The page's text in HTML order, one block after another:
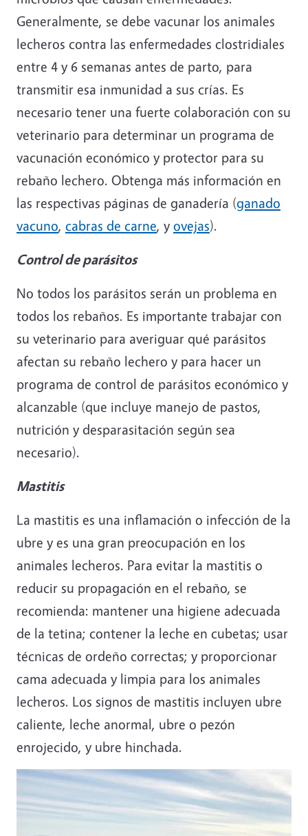
Generalmente, se debe vacunar los animales
lecheros contra las enfermedades clostridiales
entre 4 y 6 semanas antes de parto, para
transmitir esa inmunidad a sus crías. Es
necesario tener una fuerte colaboración con su
veterinario para determinar un programa de
vacunación económico y protector para su
rebaño lechero. Obtenga más información en
las respectivas páginas de ganadería (ganado
vacuno, cabras de carne, y ovejas).
Control de parásitos
No todos los parásitos serán un problema en
todos los rebaños. Es importante trabajar con
su veterinario para averiguar qué parásitos
afectan su rebaño lechero y para hacer un
programa de control de parásitos económico y
alcanzable (que incluye manejo de pastos,
nutrición y desparasitación según sea
necesario).
Mastitis
La mastitis es una inflamación o infección de la
ubre y es una gran preocupación en los
animales lecheros. Para evitar la mastitis o
reducir su propagación en el rebaño, se
recomienda: mantener una higiene adecuada
de la tetina; contener la leche en cubetas; usar
técnicas de ordeño correctas; y proporcionar
cama adecuada y limpia para los animales
lecheros. Los signos de mastitis incluyen ubre
caliente, leche anormal, ubre o pezón
enrojecido, y ubre hinchada.